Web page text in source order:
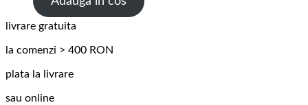
livrare gratuita
la comenzi > 400 RON
plata la livrare
sau online